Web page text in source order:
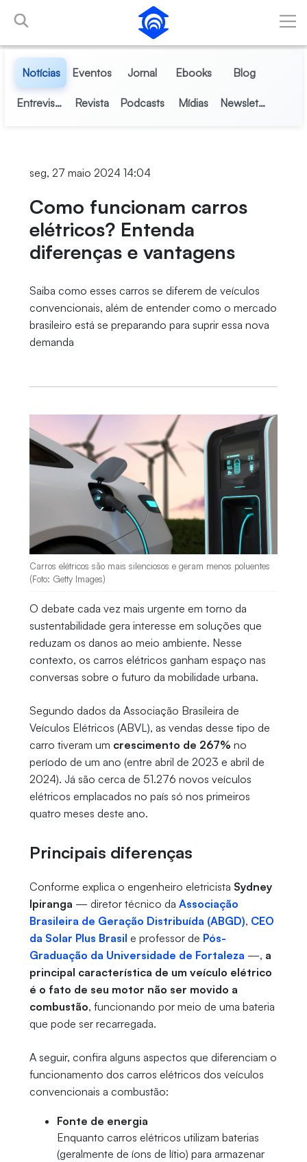
Pular para o Conteúdo principal
Notícias Eventos Jornal Ebooks Blog
Entrevistas Revista Podcasts Mídias Newsletter
seg, 27 maio 2024 14:04
Como funcionam carros
elétricos? Entenda
diferenças e vantagens
Saiba como esses carros se diferem de veículos
convencionais, além de entender como o mercado
brasileiro está se preparando para suprir essa nova
demanda
Carros elétricos são mais silenciosos e geram menos poluentes
(Foto: Getty Images)
O debate cada vez mais urgente em torno da
sustentabilidade gera interesse em soluções que
reduzam os danos ao meio ambiente. Nesse
contexto, os carros elétricos ganham espaço nas
conversas sobre o futuro da mobilidade urbana.
Segundo dados da Associação Brasileira de
Veículos Elétricos (ABVL), as vendas desse tipo de
carro tiveram um crescimento de 267% no
período de um ano (entre abril de 2023 e abril de
2024). Já são cerca de 51.276 novos veículos
elétricos emplacados no país só nos primeiros
quatro meses deste ano.
Principais diferenças
Conforme explica o engenheiro eletricista Sydney
Ipiranga — diretor técnico da Associação
Brasileira de Geração Distribuída (ABGD), CEO
da Solar Plus Brasil e professor de Pós-
Graduação da Universidade de Fortaleza —, a
principal característica de um veículo elétrico
é o fato de seu motor não ser movido a
combustão, funcionando por meio de uma bateria
que pode ser recarregada.
A seguir, confira alguns aspectos que diferenciam o
funcionamento dos carros elétricos dos veículos
convencionais a combustão:
Fonte de energia
Enquanto carros elétricos utilizam baterias
(geralmente de íons de lítio) para armazenar